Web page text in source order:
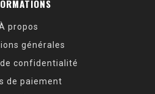
propos
générales
confidentialité
de paiement